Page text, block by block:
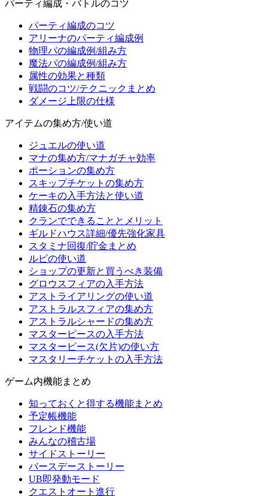
パーティ編成・バトルのコツ
パーティ編成のコツ
アリーナのパーティ編成例
物理パの編成例/組み方
魔法パの編成例/組み方
属性の効果と種類
戦闘のコツ/テクニックまとめ
ダメージ上限の仕様
アイテムの集め方/使い道
ジュエルの使い道
マナの集め方/マナガチャ効率
ポーションの集め方
スキップチケットの集め方
ケーキの入手方法と使い道
精錬石の集め方
クランでできることとメリット
ギルドハウス詳細/優先強化家具
スタミナ回復/貯金まとめ
ルピの使い道
ショップの更新と買うべき装備
グロウスフィアの入手方法
アストライアリングの使い道
アストラルスフィアの集め方
アストラルシャードの集め方
マスターピースの入手方法
マスターピース(欠片)の使い方
マスタリーチケットの入手方法
ゲーム内機能まとめ
知っておくと得する機能まとめ
予定帳機能
フレンド機能
みんなの稽古場
サイドストーリー
バースデーストーリー
UB即発動モード
クエストオート進行